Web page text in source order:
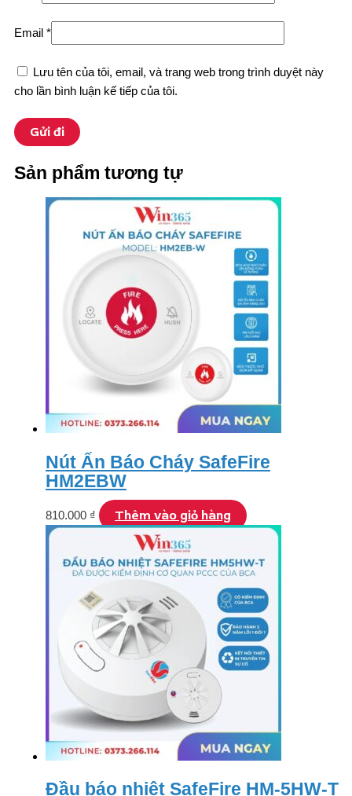
Email *
Lưu tên của tôi, email, và trang web trong trình duyệt này
cho lần bình luận kế tiếp của tôi.
Sản phẩm tương tự
Nút Ấn Báo Cháy SafeFire
HM2EBW
810.000 ₫ Thêm vào giỏ hàng
Đầu báo nhiệt SafeFire HM-5HW-T